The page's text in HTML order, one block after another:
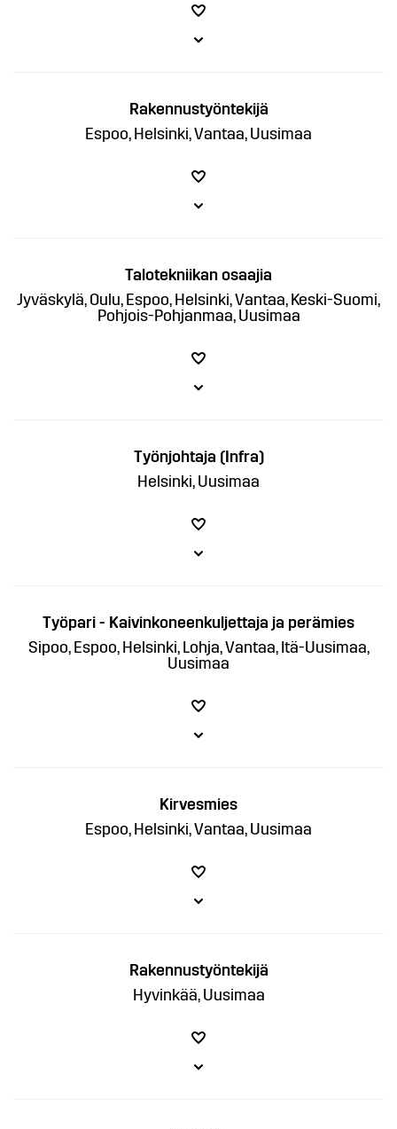
Rakennustyöntekijä
Espoo, Helsinki, Vantaa, Uusimaa
Talotekniikan osaajia
Jyväskylä, Oulu, Espoo, Helsinki, Vantaa, Keski-Suomi,
Pohjois-Pohjanmaa, Uusimaa
Työnjohtaja (Infra)
Helsinki, Uusimaa
Työpari - Kaivinkoneenkuljettaja ja perämies
Sipoo, Espoo, Helsinki, Lohja, Vantaa, Itä-Uusimaa,
Uusimaa
Kirvesmies
Espoo, Helsinki, Vantaa, Uusimaa
Rakennustyöntekijä
Hyvinkää, Uusimaa